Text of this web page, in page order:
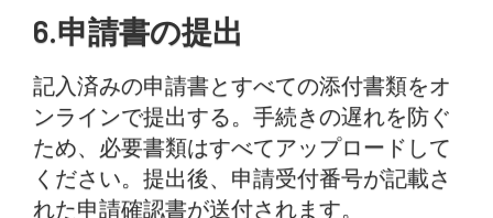
6.申請書の提出
記入済みの申請書とすべての添付書類をオ
ンラインで提出する。手続きの遅れを防ぐ
ため、必要書類はすべてアップロードして
ください。提出後、申請受付番号が記載さ
れた申請確認書が送付されます。